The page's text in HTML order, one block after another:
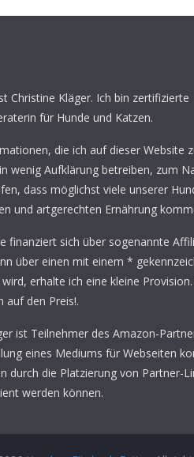
Christine Kläger. Ich bin zertifizierte
für Hunde und Katzen.
die ich auf dieser Website
wenig Aufklärung betreiben, zum
dass möglichst viele unserer
und artgerechten Ernährung
finanziert sich über sogenannte
über einen mit einem *
erhalte ich eine kleine
auf den Preis!.
ist Teilnehmer des Amazon-
eines Mediums für Webseiten
durch die Platzierung von Partner-
werden können.